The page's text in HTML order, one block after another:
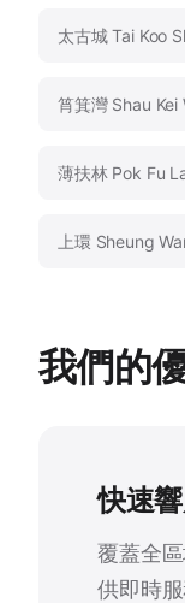
太古城 Tai Koo
筲箕灣 Shau Kei
薄扶林 Pok Fu
上環 Sheung
我們的
快速
覆蓋全
供即時服